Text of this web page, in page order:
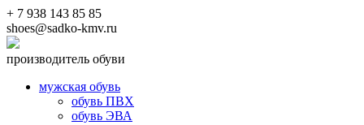
+ 7 938 143 85 85
shoes@sadko-kmv.ru
производитель обуви
мужская обувь
обувь ПВХ
обувь ЭВА